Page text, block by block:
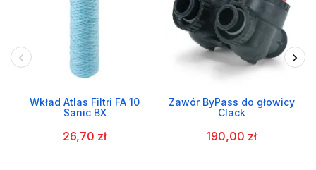
Wkład Atlas Filtri FA 10
Sanic BX
26,70 zł
Zawór ByPass do głowicy
Clack
190,00 zł